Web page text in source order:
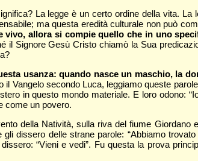
La legge è un certo ordine della vita.
ma questa eredità culturale non può
vivo, allora si compie quello che in uno
il Signore Gesù Cristo chiamò la Sua
usanza: quando nasce un maschio, la
il Vangelo secondo Luca, leggiamo queste
in questo mondo materiale. E loro odono:
come un povero.
della Natività, sulla riva del fiume
gli dissero delle strane parole: “Abbiamo
“Vieni e vedi”. Fu questa la prova